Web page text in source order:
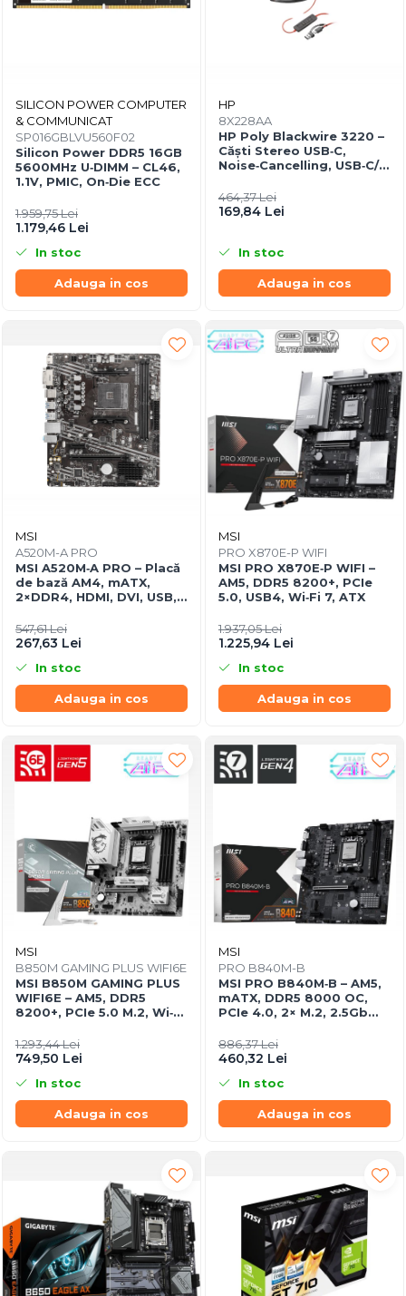
SILICON POWER COMPUTER
& COMMUNICAT
SP016GBLVU560F02
Silicon Power DDR5 16GB
5600MHz U‑DIMM – CL46,
1.1V, PMIC, On‑Die ECC
1.959,75 Lei
1.179,46 Lei
In stoc
Adauga in cos
HP
8X228AA
HP Poly Blackwire 3220 –
Căști Stereo USB‑C,
Noise‑Cancelling, USB‑C/A
464,37 Lei
169,84 Lei
In stoc
Adauga in cos
MSI
A520M-A PRO
MSI A520M‑A PRO – Placă
de bază AM4, mATX,
2×DDR4, HDMI, DVI, USB,
547,61 Lei
267,63 Lei
In stoc
Adauga in cos
MSI
PRO X870E-P WIFI
MSI PRO X870E‑P WIFI –
AM5, DDR5 8200+, PCIe
5.0, USB4, Wi‑Fi 7, ATX
1.937,05 Lei
1.225,94 Lei
In stoc
Adauga in cos
MSI
B850M GAMING PLUS WIFI6E
MSI B850M GAMING PLUS
WIFI6E – AM5, DDR5
8200+, PCIe 5.0 M.2, Wi‑Fi
1.293,44 Lei
749,50 Lei
In stoc
Adauga in cos
MSI
PRO B840M-B
MSI PRO B840M‑B – AM5,
mATX, DDR5 8000 OC,
PCIe 4.0, 2× M.2, 2.5Gb
886,37 Lei
460,32 Lei
In stoc
Adauga in cos